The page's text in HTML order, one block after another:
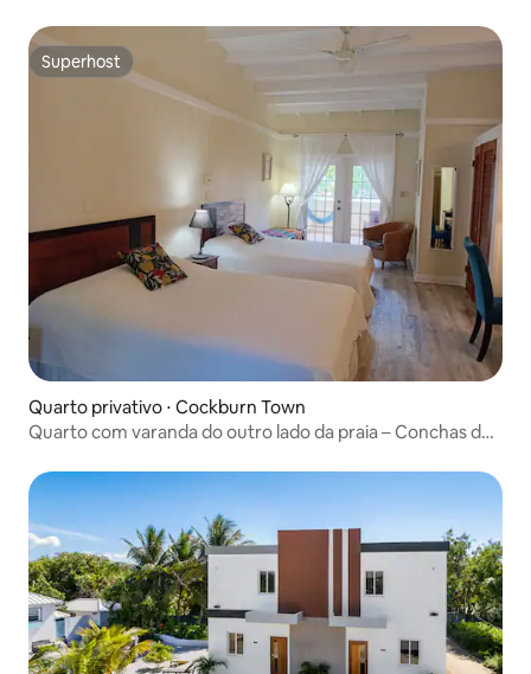
Superhost
Superhost
Quarto privativo ⋅ Cockburn Town
Quarto com varanda do outro lado da praia – Conchas do